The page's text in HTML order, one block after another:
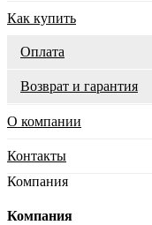
Как купить
Оплата
Возврат и гарантия
О компании
Контакты
Компания
Компания